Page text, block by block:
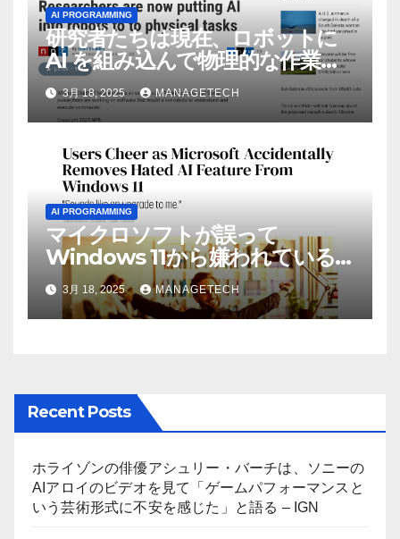
AI PROGRAMMING
研究者たちは現在、ロボットに
AI を組み込んで物理的な作業を
実行させている | ノーザン パブ
リック ラジオ: WNIJ および
WNIU
3月 18, 2025 MANAGETECH
AI PROGRAMMING
マイクロソフトが誤って
Windows 11から嫌われている
AI機能を削除したことにユーザ
ーが歓喜
3月 18, 2025 MANAGETECH
Recent Posts
ホライゾンの俳優アシュリー・バーチは、ソニーの
AIアロイのビデオを見て「ゲームパフォーマンスと
いう芸術形式に不安を感じた」と語る – IGN